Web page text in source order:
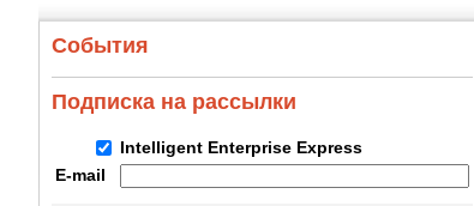
События
Подписка на рассылки
Intelligent Enterprise Express
E-mail